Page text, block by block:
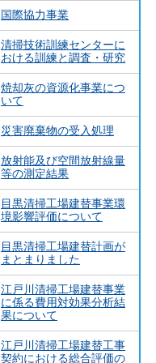
国際協力事業
清掃技術訓練センターに
おける訓練と調査・研究
焼却灰の資源化事業につ
いて
災害廃棄物の受入処理
放射能及び空間放射線量
等の測定結果
目黒清掃工場建替事業環
境影響評価について
目黒清掃工場建替計画が
まとまりました
江戸川清掃工場建替事業
に係る費用対効果分析結
果について
江戸川清掃工場建替工事
契約における総合評価の